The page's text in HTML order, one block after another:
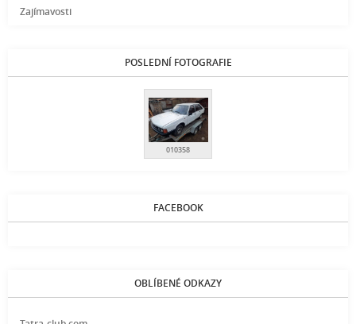
Zajímavosti
POSLEDNÍ FOTOGRAFIE
010358
FACEBOOK
OBLÍBENÉ ODKAZY